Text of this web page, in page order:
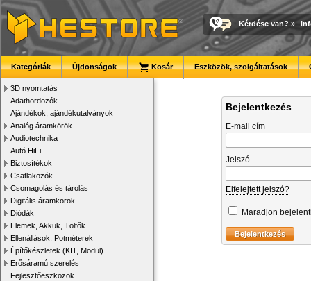
Kérdése van? »
Kategóriák Újdonságok Kosár Eszközök, szolgáltatások
3D nyomtatás
Adathordozók
Ajándékok, ajándékutalványok
Analóg áramkörök
Audiotechnika
Autó HiFi
Biztosítékok
Csatlakozók
Csomagolás és tárolás
Digitális áramkörök
Diódák
Elemek, Akkuk, Töltők
Ellenállások, Potméterek
Építőkészletek (KIT, Modul)
Erősáramú szerelés
Fejlesztőeszközök
Bejelentkezés
E-mail cím
Jelszó
Elfelejtett jelszó?
Maradjon